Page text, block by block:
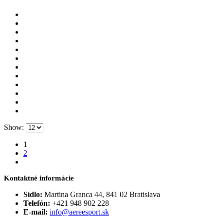
Show:
1
2
Kontaktné informácie
Sídlo: Martina Granca 44, 841 02 Bratislava
Telefón: +421 948 902 228
E-mail: info@aereesport.sk